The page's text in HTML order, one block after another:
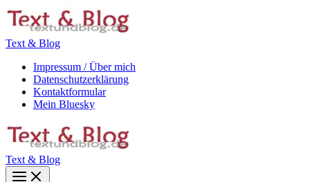
Zum
Inhalt
Text & Blog
Impressum / Über mich
Datenschutzerklärung
Kontaktformular
Mein Bluesky
Text & Blog
Main